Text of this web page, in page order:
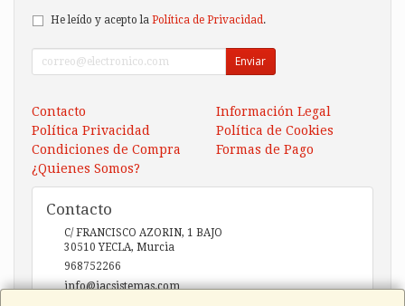
He leído y acepto la Política de Privacidad .
Enviar
Contacto
Información Legal
Política Privacidad
Política de Cookies
Condiciones de Compra
Formas de Pago
¿Quienes Somos?
Contacto
C/ FRANCISCO AZORIN, 1 BAJO
30510 YECLA, Murcia
968752266
info@iacsistemas.com